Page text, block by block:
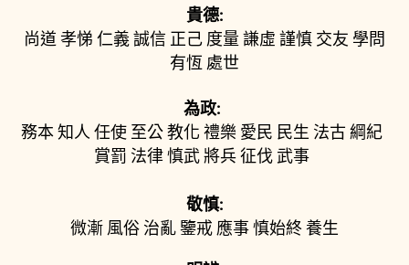
貴德:
尚道 孝悌 仁義 誠信 正己 度量 謙虛 謹慎 交友 學問
有恆 處世
為政:
務本知人 任使 至公教化 禮樂 愛民 民生 法古 綱紀
賞罰 法律慎武將兵征伐 武事
敬慎:
微漸 風俗 治亂鑒戒 應事慎始終養生